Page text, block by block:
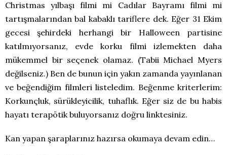
Christmas yılbaşı filmi mi Cadılar Bayramı filmi mi
tartışmalarından bal kabaklı tariflere dek. Eğer 31 Ekim
gecesi şehirdeki herhangi bir Halloween partisine
katılmıyorsanız, evde korku filmi izlemekten daha
mükemmel bir seçenek olamaz. (Tabii Michael Myers
değilseniz.) Ben de bunun için yakın zamanda yayınlanan
ve beğendiğim filmleri listeledim. Beğenme kriterlerim:
Korkunçluk, sürükleyicilik, tuhaflık. Eğer siz de bu habis
hayatı terapötik buluyorsanız doğru linktesiniz.
Kan yapan şaraplarınız hazırsa okumaya devam edin…